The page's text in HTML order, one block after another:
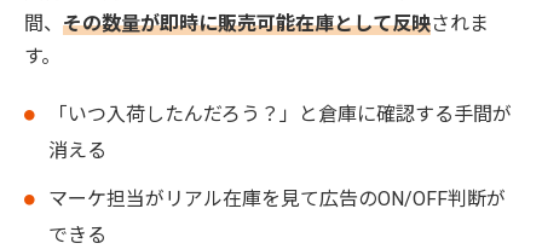
間、 その数量が即時に販売可能在庫として反映されま
す。
「いつ入荷したんだろう？」と倉庫に確認する手間が
消える
マーケ担当がリアル在庫を見て広告のON/OFF判断が
できる